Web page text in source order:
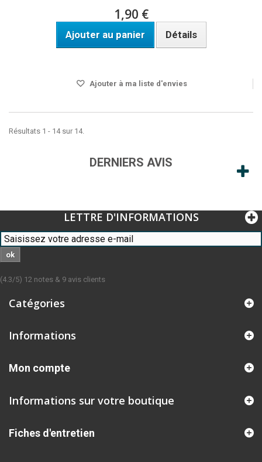
1,90 €
Ajouter au panier Détails
Ajouter à ma liste d'envies
Résultats 1 - 14 sur 14.
DERNIERS AVIS
LETTRE D'INFORMATIONS
ok
(4.3/5) 12 notes & 9 avis clients
Catégories
Informations
Mon compte
Informations sur votre boutique
Fiches d'entretien